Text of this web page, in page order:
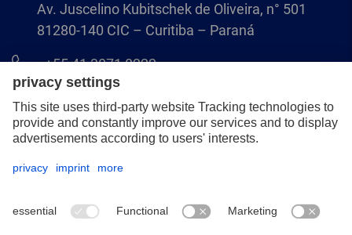
Av. Juscelino Kubitschek de Oliveira, n° 501
81280-140 CIC – Curitiba – Paraná
+55 41 3071 8222
pferd.br@pferd.com
Aviso legal
Termos e Condições